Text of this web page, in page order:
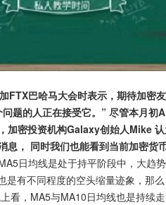
巴哈马大会时表示，期待加密
题的人正在接受它。” 尽管本月
加密投资机构Galaxy创始人Mike
， 同时我们也能看到当前加密货
日均线是处于持平阶段中，大趋
是有不同程度的空头缩量迹象，那
看，MA5与MA10日均线也是持续